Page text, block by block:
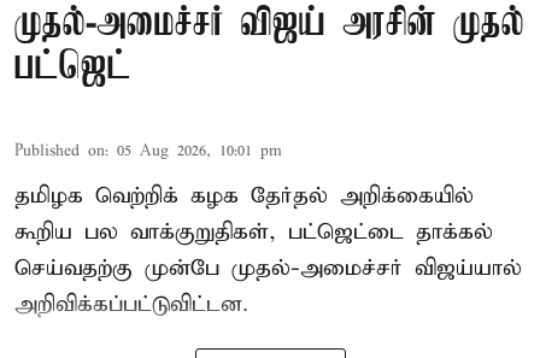
முதல்-அமைச்சர் விஜய் அரசின் முதல்
பட்ஜெட்
Published on: 05 Aug 2026, 10:01 pm
தமிழக வெற்றிக் கழக தேர்தல் அறிக்கையில்
கூறிய பல வாக்குறுதிகள், பட்ஜெட்டை தாக்கல்
செய்வதற்கு முன்பே முதல்-அமைச்சர் விஜய்யால்
அறிவிக்கப்பட்டுவிட்டன.